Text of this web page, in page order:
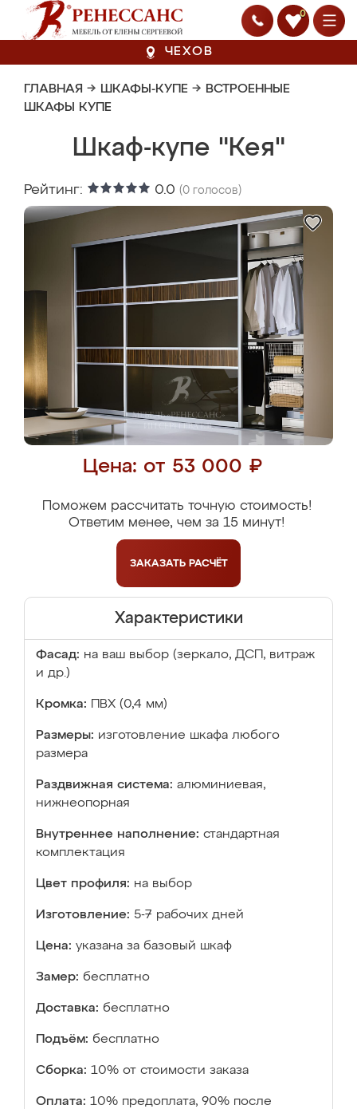
0
ЧЕХОВ
ГЛАВНАЯ → ШКАФЫ-КУПЕ → ВСТРОЕННЫЕ
ШКАФЫ КУПЕ
Шкаф-купе "Кея"
Рейтинг: 0.0 (0 голосов)
Цена: от 53 000 ₽
Поможем рассчитать точную стоимость!
Ответим менее, чем за 15 минут!
ЗАКАЗАТЬ РАСЧЁТ
Характеристики
Фасад: на ваш выбор (зеркало, ДСП, витраж
и др.)
Кромка: ПВХ (0,4 мм)
Размеры: изготовление шкафа любого
размера
Раздвижная система: алюминиевая,
нижнеопорная
Внутреннее наполнение: стандартная
комплектация
Цвет профиля: на выбор
Изготовление: 5-7 рабочих дней
Цена: указана за базовый шкаф
Замер: бесплатно
Доставка: бесплатно
Подъём: бесплатно
Сборка: 10% от стоимости заказа
Оплата: 10% предоплата, 90% после